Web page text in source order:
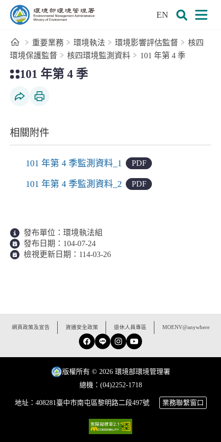
跳到主要內容區塊
EN
首頁重要業務 環境執法 環境影響評估監督
核四
環境保護監督
核四環境監測資料 101 年第 4 季
101 年第 4 季
相關附件
101 年第 4 季監測資料_1 PDF
101 年第 4 季監測資料_2 PDF
發布單位： 環境執法組
發布日期： 104-07-24
檢視更新日期： 114-03-26
網頁政策及宣告 資通安全政策 退休人員專區 MOENV@anywhere
Facebook
LineInstagram
YouTube
版權所有 © 2026 環境部環境管理署
總機：(04)2252-1718
地址：408281臺中市南屯區黎明路二段497號 業務聯繫窗口